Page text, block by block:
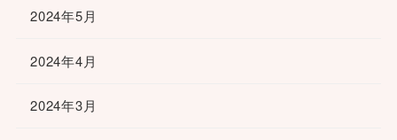
2024年5月
2024年4月
2024年3月